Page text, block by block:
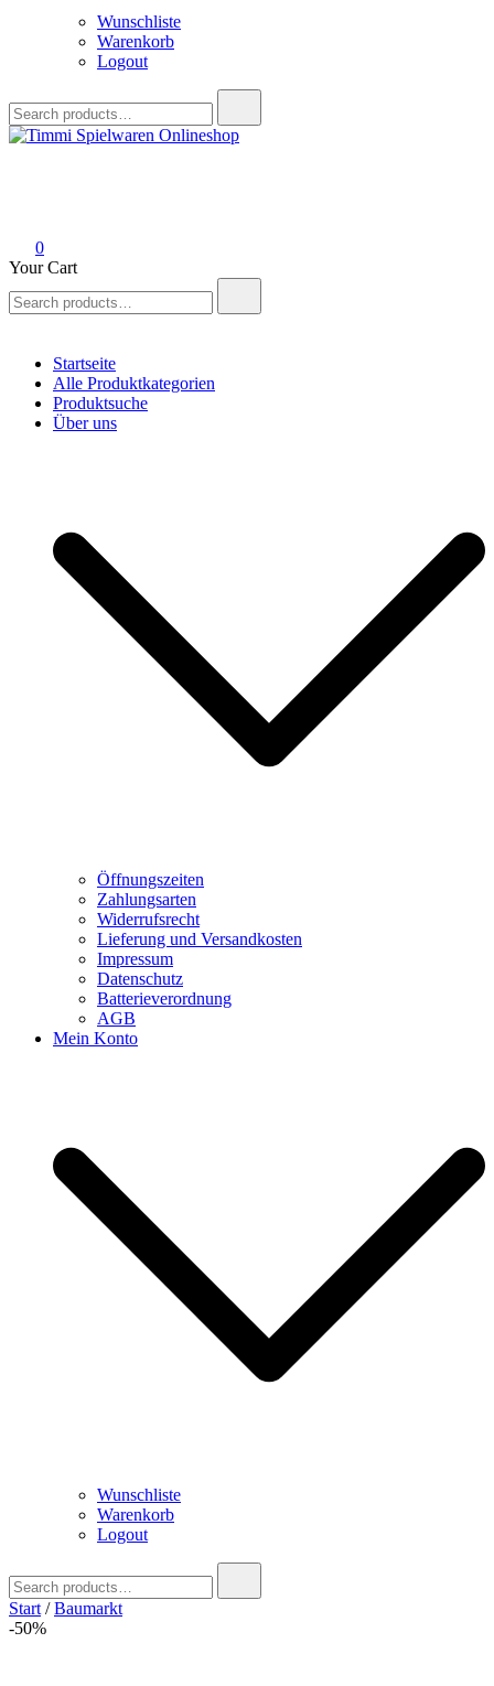
Wunschliste
Warenkorb
Logout
for:
0
Your Cart
for:
Startseite
Alle Produktkategorien
Produktsuche
Über uns
Öffnungszeiten
Zahlungsarten
Widerrufsrecht
Lieferung und Versandkosten
Impressum
Datenschutz
Batterieverordnung
AGB
Mein Konto
Wunschliste
Warenkorb
Logout
for:
Start /Baumarkt
-50%